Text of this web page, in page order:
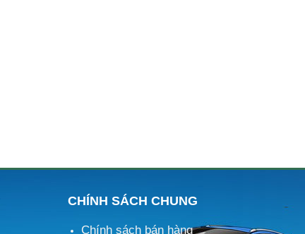
CHÍNH SÁCH CHUNG
Chính sách bán hàng